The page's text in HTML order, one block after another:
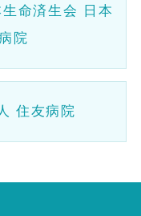
命済生会 日本
院
住友病院